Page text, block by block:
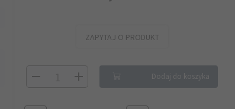
ZAPYTAJ O PRODUKT
Dodaj do koszyka